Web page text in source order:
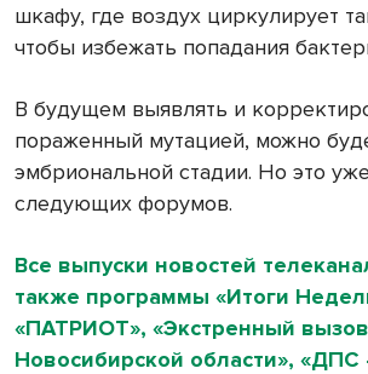
шкафу, где воздух циркулирует
чтобы избежать попадания
В будущем выявлять и
пораженный мутацией, можно
эмбриональной стадии. Но это
следующих форумов.
Все выпуски новостей
также программы «Итоги
«ПАТРИОТ», «Экстренный
Новосибирской области», «ДПС